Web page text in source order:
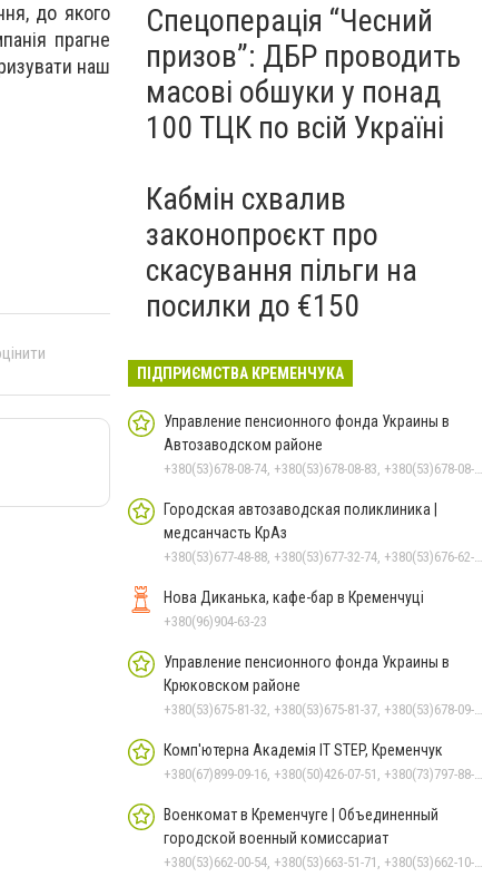
до якого
прагне
наш
Спецоперація “Чесний
призов”: ДБР проводить
масові обшуки у понад
100 ТЦК по всій Україні
Кабмін схвалив
законопроєкт про
скасування пільги на
посилки до €150
ПІДПРИЄМСТВА КРЕМЕНЧУКА
Управление пенсионного фонда Украины в
Автозаводском районе
+380(53)678-08-74, +380(53)678-08-83, +380(53)678-08-41, +380(53)678-08-86, +380(53)678-09-05
Городская автозаводская поликлиника |
медсанчасть КрАз
+380(53)677-48-88, +380(53)677-32-74, +380(53)676-62-99, +380536766187
Нова Диканька, кафе-бар в Кременчуці
+380(96)904-63-23
Управление пенсионного фонда Украины в
Крюковском районе
+380(53)675-81-32, +380(53)675-81-37, +380(53)678-09-01, +380(53)675-81-40, +380(53)675-81-33, +380(53)675-81-38, +380(53)675-81-31, +380(53)678-08-87
Комп'ютерна Академія IT STEP, Кременчук
+380(67)899-09-16, +380(50)426-07-51, +380(73)797-88-17
Военкомат в Кременчуге | Объединенный
городской военный комиссариат
+380(53)662-00-54, +380(53)663-51-71, +380(53)662-10-35